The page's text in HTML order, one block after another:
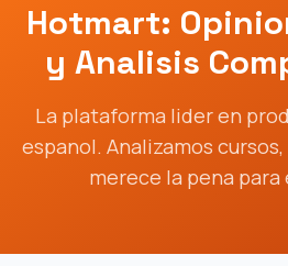
Hotmart:
y Analisis
La plataforma lider en
espanol. Analizamos
merece la pena